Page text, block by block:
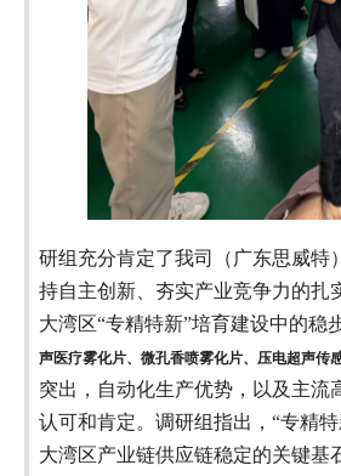
研组充分肯定了我司（广东思威特
持自主创新、夯实产业竞争力的扎
大湾区“专精特新”培育建设中的稳
声医疗雾化片、微孔香喷雾化片、压电超声传
突出，自动化生产优势，以及主流
认可和肯定。调研组指出，“专精
大湾区产业链供应链稳定的关键基